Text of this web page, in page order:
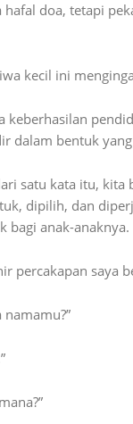
hafal doa, tetapi
kecil ini
keberhasilan
dalam bentuk
satu kata itu, kita
dipilih, dan
bagi anak-anaknya.
percakapan saya
namamu?”